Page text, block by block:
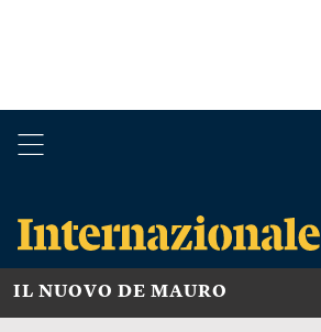
IL NUOVO DE MAURO